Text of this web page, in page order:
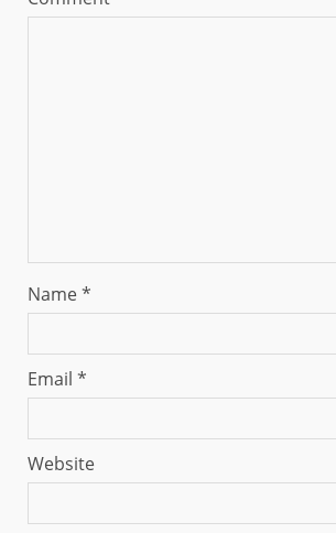
Name*
Email *
Website